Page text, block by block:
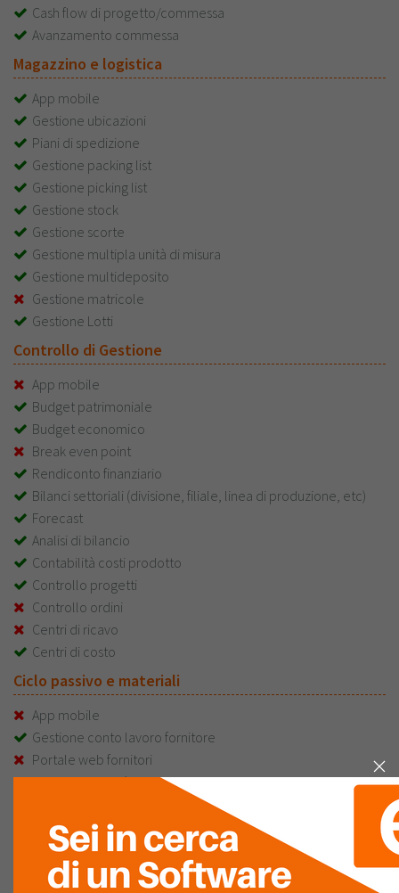
Cash flow di progetto/commessa
Avanzamento commessa
Magazzino e logistica
App mobile
Gestione ubicazioni
Piani di spedizione
Gestione packing list
Gestione picking list
Gestione stock
Gestione scorte
Gestione multipla unità di misura
Gestione multideposito
Gestione matricole
Gestione Lotti
Controllo di Gestione
App mobile
Budget patrimoniale
Budget economico
Break even point
Rendiconto finanziario
Bilanci settoriali (divisione, filiale, linea di produzione, etc)
Forecast
Analisi di bilancio
Contabilità costi prodotto
Controllo progetti
Controllo ordini
Centri di ricavo
Centri di costo
Ciclo passivo e materiali
App mobile
Gestione conto lavoro fornitore
Portale web fornitori
Controllo qualità
Contabilità e Finanza
App mobile
Bilancio consolidato